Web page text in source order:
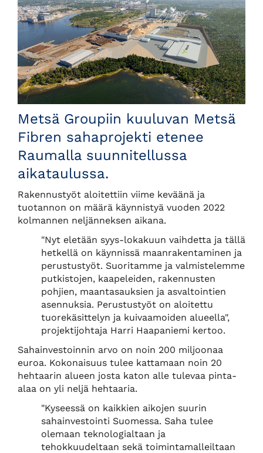
Metsä Groupiin kuuluvan Metsä
Fibren sahaprojekti etenee
Raumalla suunnitellussa
aikataulussa.
Rakennustyöt aloitettiin viime keväänä ja
tuotannon on määrä käynnistyä vuoden 2022
kolmannen neljänneksen aikana.
"Nyt eletään syys-lokakuun vaihdetta ja tällä
hetkellä on käynnissä maanrakentaminen ja
perustustyöt. Suoritamme ja valmistelemme
putkistojen, kaapeleiden, rakennusten
pohjien, maantasauksien ja asvaltointien
asennuksia. Perustustyöt on aloitettu
tuorekäsittelyn ja kuivaamoiden alueella",
projektijohtaja Harri Haapaniemi kertoo.
Sahainvestoinnin arvo on noin 200 miljoonaa
euroa. Kokonaisuus tulee kattamaan noin 20
hehtaarin alueen josta katon alle tulevaa pinta-
alaa on yli neljä hehtaaria.
"Kyseessä on kaikkien aikojen suurin
sahainvestointi Suomessa. Saha tulee
olemaan teknologialtaan ja
tehokkuudeltaan sekä toimintamalleiltaan